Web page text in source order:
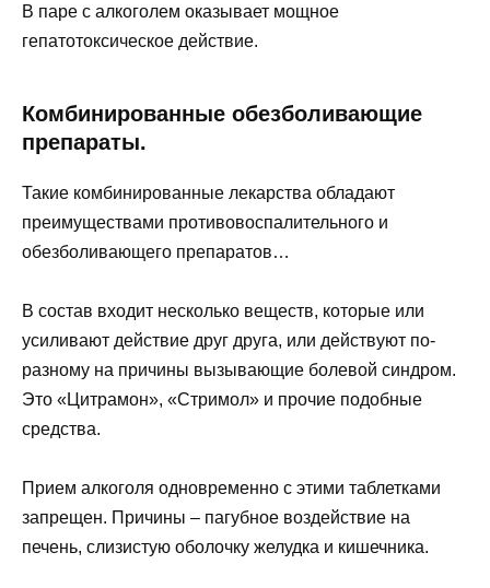
В паре с алкоголем оказывает мощное
гепатотоксическое действие.
Комбинированные обезболивающие
препараты.
Такие комбинированные лекарства обладают
преимуществами противовоспалительного и
обезболивающего препаратов…
В состав входит несколько веществ, которые или
усиливают действие друг друга, или действуют по-
разному на причины вызывающие болевой синдром.
Это «Цитрамон», «Стримол» и прочие подобные
средства.
Прием алкоголя одновременно с этими таблетками
запрещен. Причины – пагубное воздействие на
печень, слизистую оболочку желудка и кишечника.